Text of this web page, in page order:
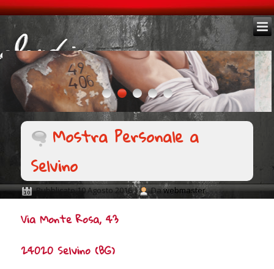
Mostra Personale a
Selvino
Pubblicato10 Agosto 2016| Dawebmaster
Via Monte Rosa, 43
24020 Selvino (BG)